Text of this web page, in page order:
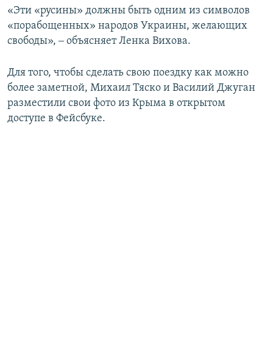
«Эти «русины» должны быть одним из символов
«порабощенных» народов Украины, желающих
свободы», ‒ объясняет Ленка Вихова.
Для того, чтобы сделать свою поездку как можно
более заметной, Михаил Тяско и Василий Джуган
разместили свои фото из Крыма в открытом
доступе в Фейсбуке.